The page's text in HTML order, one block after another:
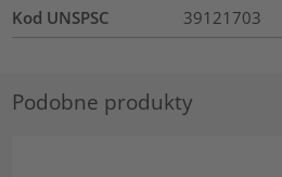
Kod UNSPSC
39121703
Podobne produkty